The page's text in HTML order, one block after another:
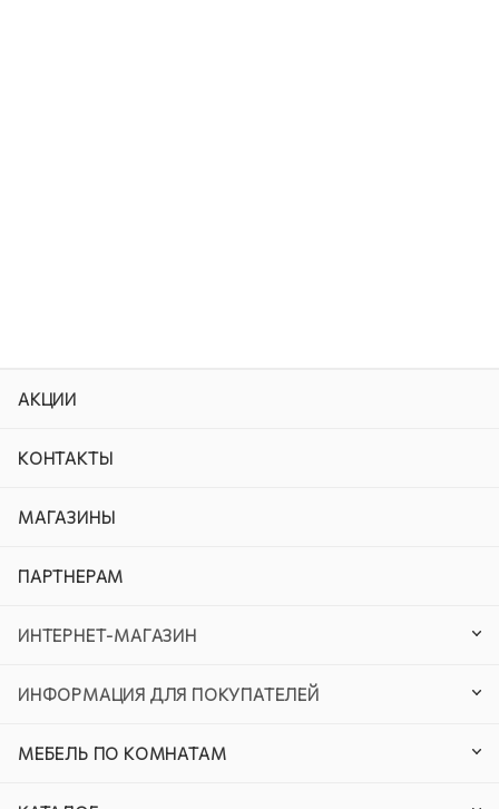
АКЦИИ
КОНТАКТЫ
МАГАЗИНЫ
ПАРТНЕРАМ
ИНТЕРНЕТ-МАГАЗИН
ИНФОРМАЦИЯ ДЛЯ ПОКУПАТЕЛЕЙ
МЕБЕЛЬ ПО КОМНАТАМ